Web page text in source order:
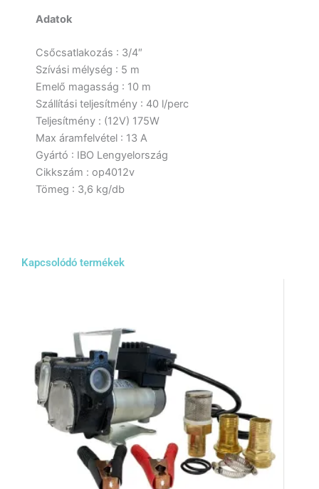
Adatok
Csőcsatlakozás : 3/4″
Szívási mélység : 5 m
Emelő magasság : 10 m
Szállítási teljesítmény : 40 l/perc
Teljesítmény : (12V) 175W
Max áramfelvétel : 13 A
Gyártó : IBO Lengyelország
Cikkszám : op4012v
Tömeg : 3,6 kg/db
Kapcsolódó termékek